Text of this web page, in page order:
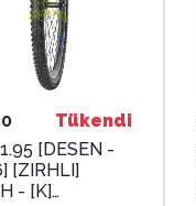
Tükendi
[DESEN -
[ZIRHLI]
- [K]